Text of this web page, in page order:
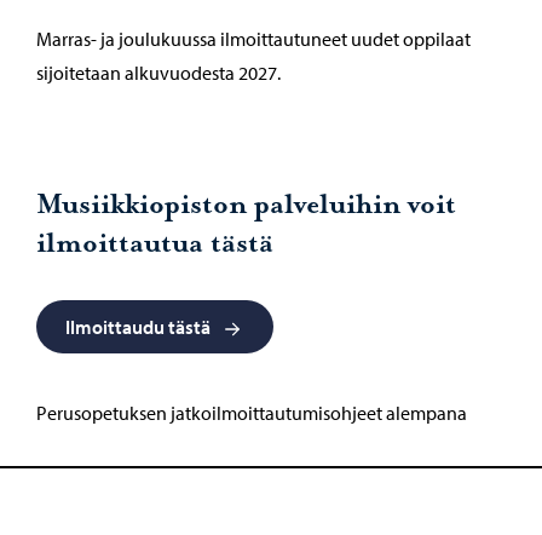
Marras- ja joulukuussa ilmoittautuneet uudet oppilaat
sijoitetaan alkuvuodesta 2027.
Musiikkiopiston palveluihin voit
ilmoittautua tästä
Ilmoittaudu tästä
Perusopetuksen jatkoilmoittautumisohjeet alempana